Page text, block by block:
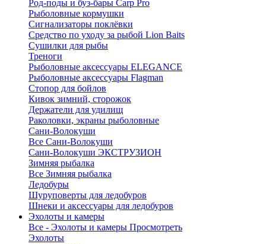
Род-поды и буз-бары Carp Pro
Рыболовные кормушки
Сигнализаторы поклёвки
Средство по уходу за рыбой Lion Baits
Сушилки для рыбы
Треноги
Рыболовные аксессуары ELEGANCE
Рыболовные аксессуары Flagman
Стопор для бойлов
Кивок зимний, сторожок
Держатели для удилищ
Раколовки, экраны рыболовные
Сани-Волокуши
Все Сани-Волокуши
Сани-Волокуши ЭКСТРУЗИОН
Зимняя рыбалка
Все Зимняя рыбалка
Ледобуры
Шуруповерты для ледобуров
Шнеки и аксессуары для ледобуров
Эхолоты и камеры
Все - Эхолоты и камеры Просмотреть
Эхолоты